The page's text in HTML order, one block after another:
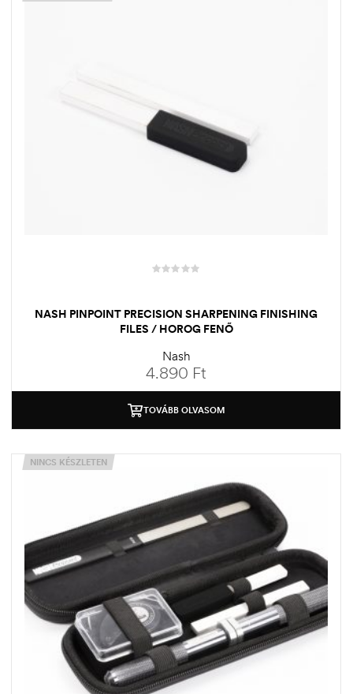
NASH PINPOINT PRECISION SHARPENING FINISHING
FILES / HOROG FENŐ
Nash
4.890 Ft
TOVÁBB OLVASOM
NINCS KÉSZLETEN